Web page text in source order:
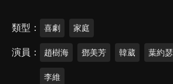
類型 喜劇 家庭
演員 趙樹海 鄧美芳 韓葳 葉約瑟
李維